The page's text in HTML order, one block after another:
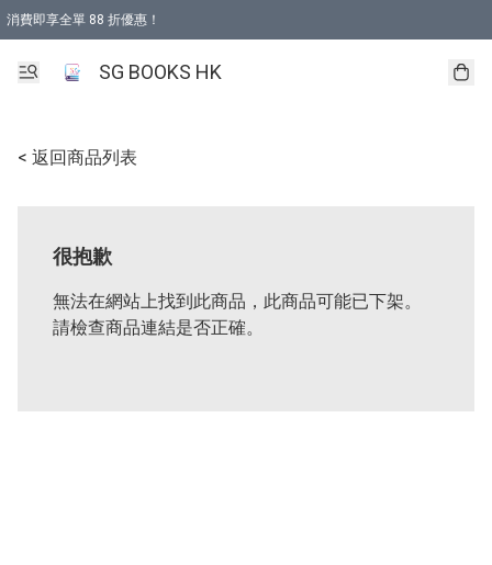
消費即享全單 88 折優惠！
SG BOOKS HK
< 返回商品列表
很抱歉
無法在網站上找到此商品，此商品可能已下架。
請檢查商品連結是否正確。